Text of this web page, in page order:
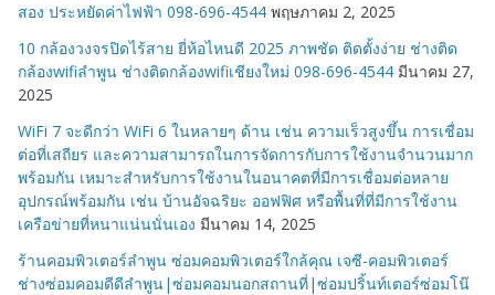
สอง ประหยัดค่าไฟฟ้า 098-696-4544 พฤษภาคม 2, 2025
10 กล้องวงจรปิดไร้สาย ยี่ห้อไหนดี 2025 ภาพชัด ติดตั้งง่าย ช่างติด
กล้องwifiลำพูน ช่างติดกล้องwifiเชียงใหม่ 098-696-4544 มีนาคม 27,
2025
WiFi 7 จะดีกว่า WiFi 6 ในหลายๆ ด้าน เช่น ความเร็วสูงขึ้น การเชื่อม
ต่อที่เสถียร และความสามารถในการจัดการกับการใช้งานจำนวนมาก
พร้อมกัน เหมาะสำหรับการใช้งานในอนาคตที่มีการเชื่อมต่อหลาย
อุปกรณ์พร้อมกัน เช่น บ้านอัจฉริยะ ออฟฟิศ หรือพื้นที่ที่มีการใช้งาน
เครือข่ายที่หนาแน่นนั่นเอง มีนาคม 14, 2025
ร้านคอมพิวเตอร์ลำพูน ซ่อมคอมพิวเตอร์ใกล้คุณ เจซี-คอมพิวเตอร์
ช่างซ่อมคอมดีดีลำพูน|ซ่อมคอมนอกสถานที่|ซ่อมปริ้นท์เตอร์ซ่อมโน๊